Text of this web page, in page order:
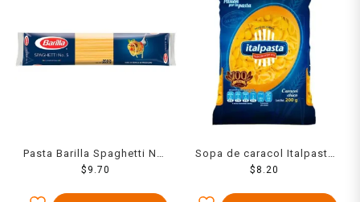
Pasta Barilla Spaghetti No.
5 220 Grs
$ 9.70
Sopa de caracol Italpasta
chico 200 g
$ 8.20